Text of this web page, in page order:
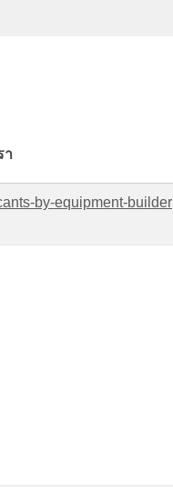
า
by-equipment-builder